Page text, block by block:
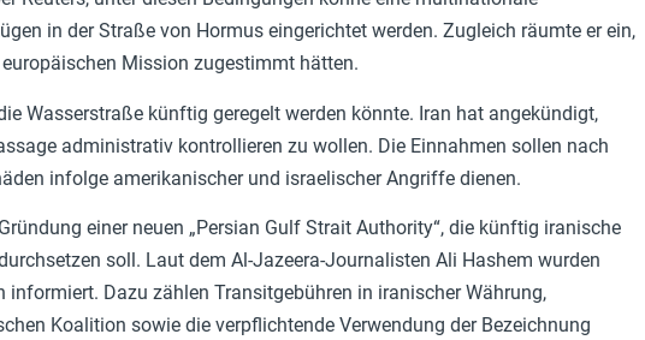
in der Straße von Hormus eingerichtet werden. Zugleich räumte er ein,
Mission zugestimmt hätten.
Wasserstraße künftig geregelt werden könnte. Iran hat angekündigt,
administrativ kontrollieren zu wollen. Die Einnahmen sollen nach
infolge amerikanischer und israelischer Angriffe dienen.
einer neuen „Persian Gulf Strait Authority“, die künftig iranische
soll. Laut dem Al-Jazeera-Journalisten Ali Hashem wurden
informiert. Dazu zählen Transitgebühren in iranischer Währung,
Koalition sowie die verpflichtende Verwendung der Bezeichnung